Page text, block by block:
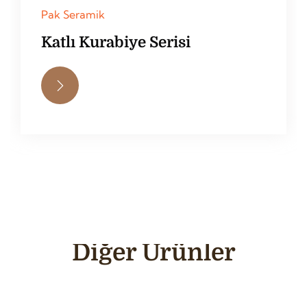
Pak Seramik
Katlı Kurabiye Serisi
Diğer Ürünler